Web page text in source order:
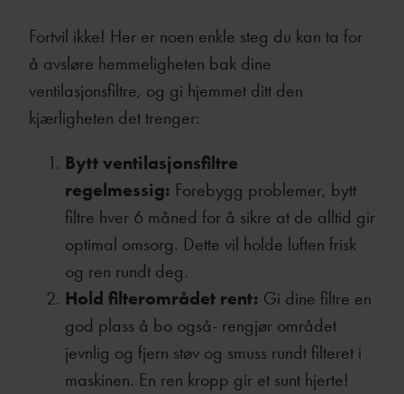
Fortvil ikke! Her er noen enkle steg du kan ta for
å avsløre hemmeligheten bak dine
ventilasjonsfiltre, og gi hjemmet ditt den
kjærligheten det trenger:
Bytt ventilasjonsfiltre
regelmessig: Forebygg problemer, bytt
filtre hver 6 måned for å sikre at de alltid gir
optimal omsorg. Dette vil holde luften frisk
og ren rundt deg.
Hold filterområdet rent: Gi dine filtre en
god plass å bo også- rengjør området
jevnlig og fjern støv og smuss rundt filteret i
maskinen. En ren kropp gir et sunt hjerte!